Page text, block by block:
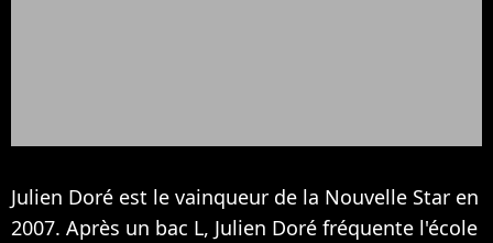
Julien Doré est le vainqueur de la Nouvelle Star en
2007. Après un bac L, Julien Doré fréquente l'école